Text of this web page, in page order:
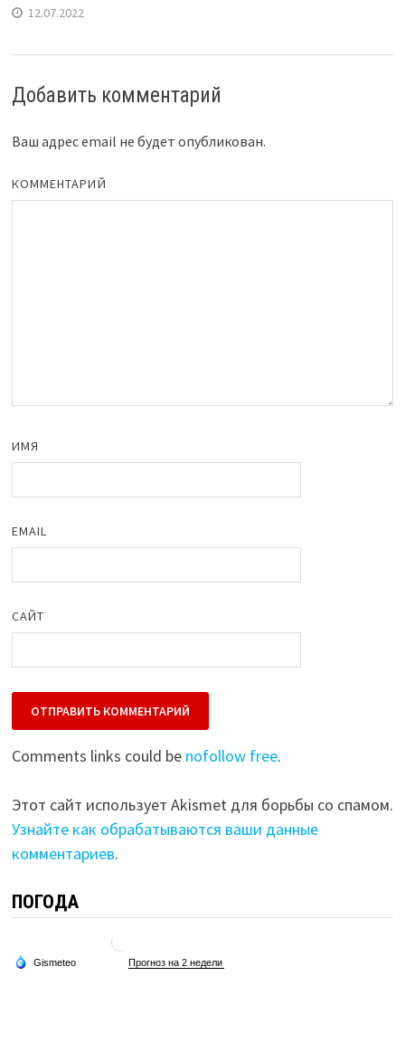
12.07.2022
Добавить комментарий
Ваш адрес email не будет опубликован.
КОММЕНТАРИЙ
ИМЯ
EMAIL
САЙТ
Comments links could be nofollow free.
Этот сайт использует Akismet для борьбы со спамом.
Узнайте как обрабатываются ваши данные
комментариев.
ПОГОДА